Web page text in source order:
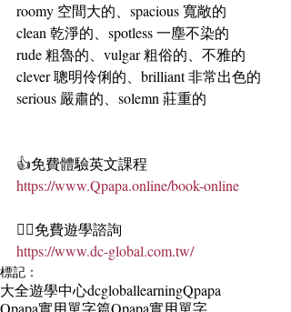
roomy 空間大的、spacious 寬敞的
clean 乾淨的、spotless 一塵不染的
rude 粗魯的、vulgar 粗俗的、不雅的
clever 聰明伶俐的、brilliant 非常出色的
serious 嚴肅的、solemn 莊重的
👍免費體驗英文課程
https://www.Qpapa.online/book-online
🏄‍♀️免費遊學諮詢
https://www.dc-global.com.tw/
標記：
大全遊學中心dcgloballearningQpapa